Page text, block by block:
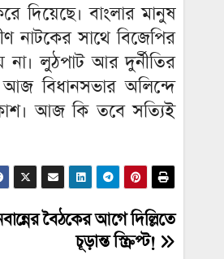
দিয়েছে। বাংলার মানুষ
নাটকের সাথে বিজেপির
লুঠপাট আর দুর্নীতির
বিধানসভার অলিন্দে
আজ কি তবে সত্যিই
বৈঠকের আগে দিল্লিতে
চূড়ান্ত স্ক্রিপ্ট!